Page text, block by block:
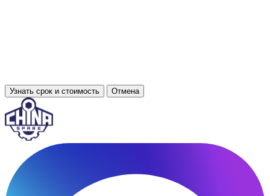
Узнать срок и стоимость Отмена